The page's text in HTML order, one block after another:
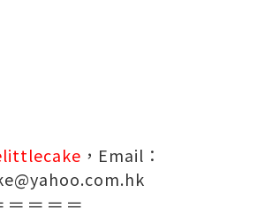
，Email：
＝＝＝